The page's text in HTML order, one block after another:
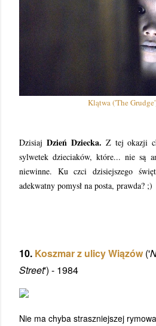
Klątwa ('The
Dzisiaj Dzień Dziecka. Z tej okazji
sylwetek dzieciaków, które... nie są
niewinne. Ku czci dzisiejszego
adekwatny pomysł na posta, prawda? ;)
10. Koszmar z ulicy Wiązów ('
Street') - 1984
Nie ma chyba straszniejszej